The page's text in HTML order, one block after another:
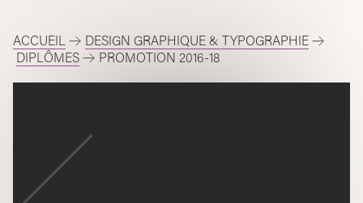
ACCUEIL
DESIGN GRAPHIQUE & TYPOGRAPHIE
DIPLÔMES
PROMOTION 2016-18